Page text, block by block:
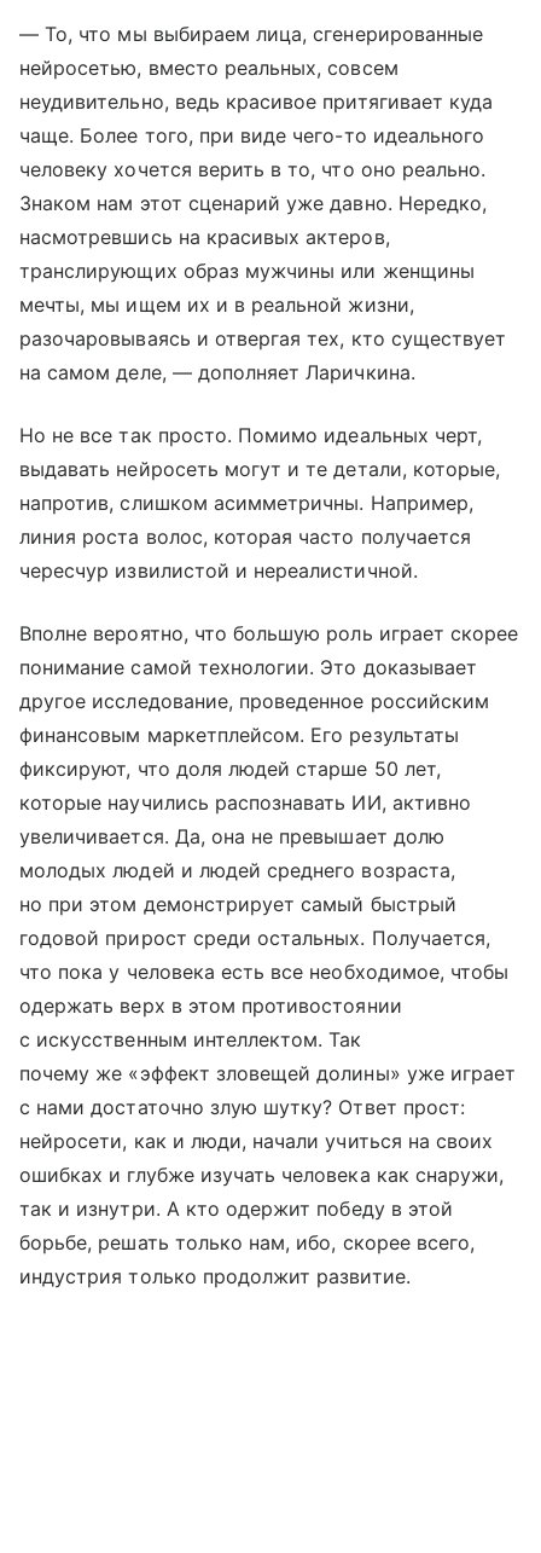
— То, что мы выбираем лица, сгенерированные
нейросетью, вместо реальных, совсем
неудивительно, ведь красивое притягивает куда
чаще. Более того, при виде чего-то идеального
человеку хочется верить в то, что оно реально.
Знаком нам этот сценарий уже давно. Нередко,
насмотревшись на красивых актеров,
транслирующих образ мужчины или женщины
мечты, мы ищем их и в реальной жизни,
разочаровываясь и отвергая тех, кто существует
на самом деле, — дополняет Ларичкина.
Но не все так просто. Помимо идеальных черт,
выдавать нейросеть могут и те детали, которые,
напротив, слишком асимметричны. Например,
линия роста волос, которая часто получается
чересчур извилистой и нереалистичной.
Вполне вероятно, что большую роль играет скорее
понимание самой технологии. Это доказывает
другое исследование, проведенное российским
финансовым маркетплейсом. Его результаты
фиксируют, что доля людей старше 50 лет,
которые научились распознавать ИИ, активно
увеличивается. Да, она не превышает долю
молодых людей и людей среднего возраста,
но при этом демонстрирует самый быстрый
годовой прирост среди остальных. Получается,
что пока у человека есть все необходимое, чтобы
одержать верх в этом противостоянии
с искусственным интеллектом. Так
почему же «эффект зловещей долины» уже играет
с нами достаточно злую шутку? Ответ прост:
нейросети, как и люди, начали учиться на своих
ошибках и глубже изучать человека как снаружи,
так и изнутри. А кто одержит победу в этой
борьбе, решать только нам, ибо, скорее всего,
индустрия только продолжит развитие.